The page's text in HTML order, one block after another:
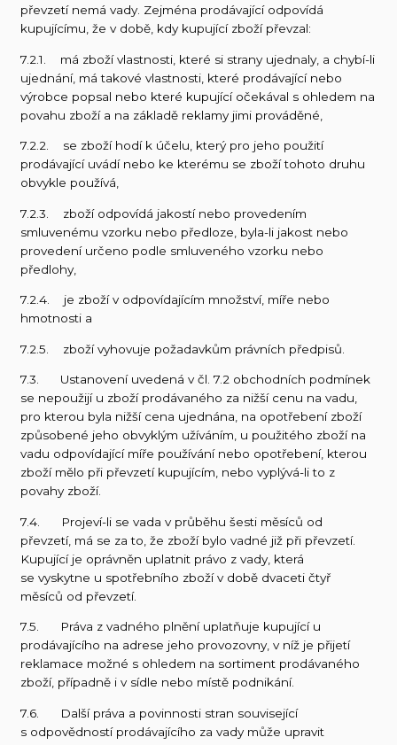
převzetí nemá vady. Zejména prodávající odpovídá
kupujícímu, že v době, kdy kupující zboží převzal:
7.2.1. má zboží vlastnosti, které si strany ujednaly, a chybí-li
ujednání, má takové vlastnosti, které prodávající nebo
výrobce popsal nebo které kupující očekával s ohledem na
povahu zboží a na základě reklamy jimi prováděné,
7.2.2. se zboží hodí k účelu, který pro jeho použití
prodávající uvádí nebo ke kterému se zboží tohoto druhu
obvykle používá,
7.2.3. zboží odpovídá jakostí nebo provedením
smluvenému vzorku nebo předloze, byla-li jakost nebo
provedení určeno podle smluveného vzorku nebo
předlohy,
7.2.4. je zboží v odpovídajícím množství, míře nebo
hmotnosti a
7.2.5. zboží vyhovuje požadavkům právních předpisů.
7.3. Ustanovení uvedená v čl. 7.2 obchodních podmínek
se nepoužijí u zboží prodávaného za nižší cenu na vadu,
pro kterou byla nižší cena ujednána, na opotřebení zboží
způsobené jeho obvyklým užíváním, u použitého zboží na
vadu odpovídající míře používání nebo opotřebení, kterou
zboží mělo při převzetí kupujícím, nebo vyplývá-li to z
povahy zboží.
7.4. Projeví-li se vada v průběhu šesti měsíců od
převzetí, má se za to, že zboží bylo vadné již při převzetí.
Kupující je oprávněn uplatnit právo z vady, která
se vyskytne u spotřebního zboží v době dvaceti čtyř
měsíců od převzetí.
7.5. Práva z vadného plnění uplatňuje kupující u
prodávajícího na adrese jeho provozovny, v níž je přijetí
reklamace možné s ohledem na sortiment prodávaného
zboží, případně i v sídle nebo místě podnikání.
7.6. Další práva a povinnosti stran související
s odpovědností prodávajícího za vady může upravit